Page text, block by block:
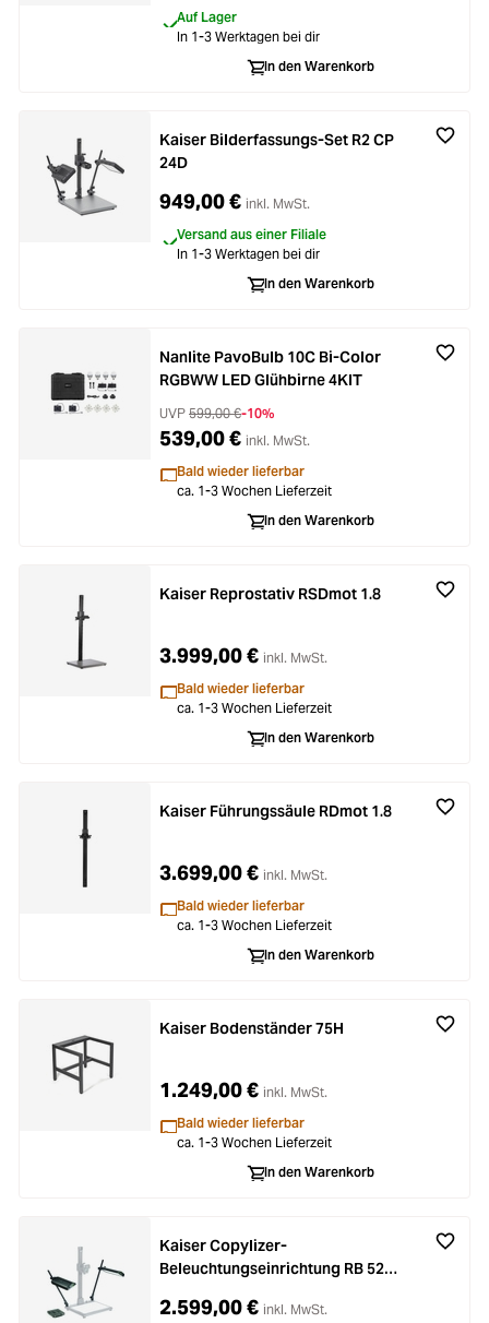
Auf Lager
In 1-3 Werktagen bei dir
In den Warenkorb
Kaiser Bilderfassungs-Set R2 CP
24D
949,00 € inkl. MwSt.
Versand aus einer Filiale
In 1-3 Werktagen bei dir
In den Warenkorb
Nanlite PavoBulb 10C Bi-Color
RGBWW LED Glühbirne 4KIT
UVP 599,00 €-10%
539,00 € inkl. MwSt.
Bald wieder lieferbar
ca. 1-3 Wochen Lieferzeit
In den Warenkorb
Kaiser Reprostativ RSDmot 1.8
3.999,00 € inkl. MwSt.
Bald wieder lieferbar
ca. 1-3 Wochen Lieferzeit
In den Warenkorb
Kaiser Führungssäule RDmot 1.8
3.699,00 € inkl. MwSt.
Bald wieder lieferbar
ca. 1-3 Wochen Lieferzeit
In den Warenkorb
Kaiser Bodenständer 75H
1.249,00 € inkl. MwSt.
Bald wieder lieferbar
ca. 1-3 Wochen Lieferzeit
In den Warenkorb
Kaiser Copylizer-
Beleuchtungseinrichtung RB 525
2.599,00 € inkl. MwSt.